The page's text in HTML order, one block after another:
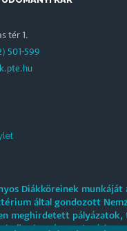
tér 1.
501-599
Diákköreinek munkáját
által gondozott
meghirdetett pályázatok,